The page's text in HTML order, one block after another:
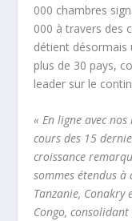
000 chambres
000 à travers des
détient désormais
plus de 30 pays,
leader sur le
« En ligne avec
cours des 15
croissance
sommes étendus à
Tanzanie,
Congo,